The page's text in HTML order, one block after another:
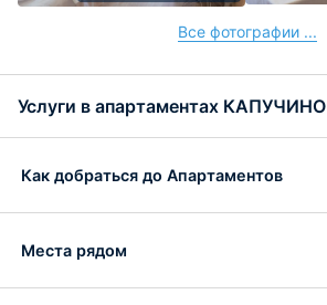
Все фотографии ...
Услуги в апартаментах КАПУЧИНО
Как добраться до Апартаментов
Места рядом